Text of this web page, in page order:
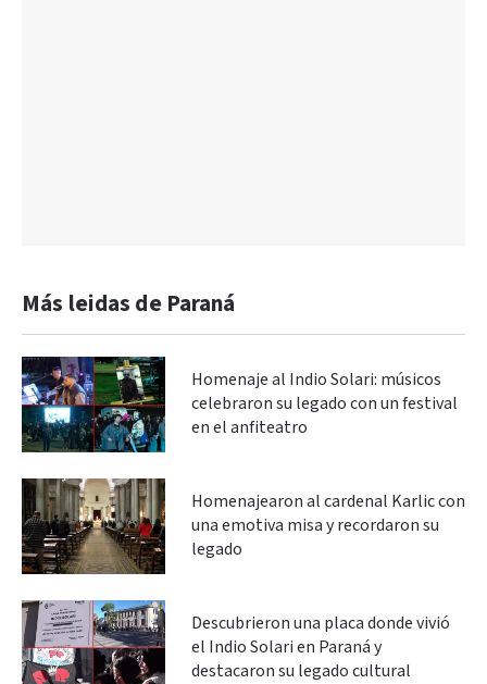
Más leidas de Paraná
Homenaje al Indio Solari: músicos
celebraron su legado con un festival
en el anfiteatro
Homenajearon al cardenal Karlic con
una emotiva misa y recordaron su
legado
Descubrieron una placa donde vivió
el Indio Solari en Paraná y
destacaron su legado cultural